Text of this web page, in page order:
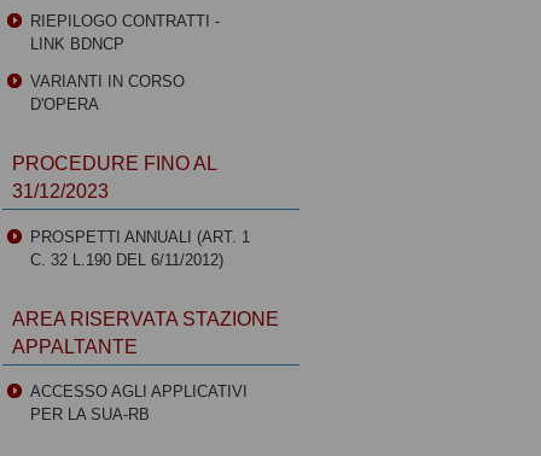
RIEPILOGO CONTRATTI -
LINK BDNCP
VARIANTI IN CORSO
D'OPERA
PROCEDURE FINO AL
31/12/2023
PROSPETTI ANNUALI (ART. 1
C. 32 L.190 DEL 6/11/2012)
AREA RISERVATA STAZIONE
APPALTANTE
ACCESSO AGLI APPLICATIVI
PER LA SUA-RB